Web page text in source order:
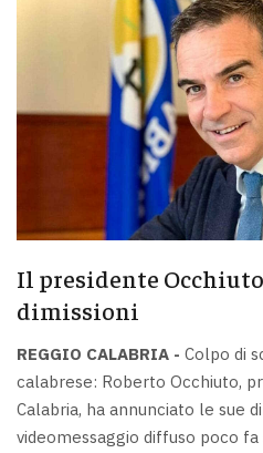
Il presidente
dimissioni
REGGIO CALABRIA - Colpo di
calabrese: Roberto Occhiuto,
Calabria, ha annunciato le sue
videomessaggio diffuso poco